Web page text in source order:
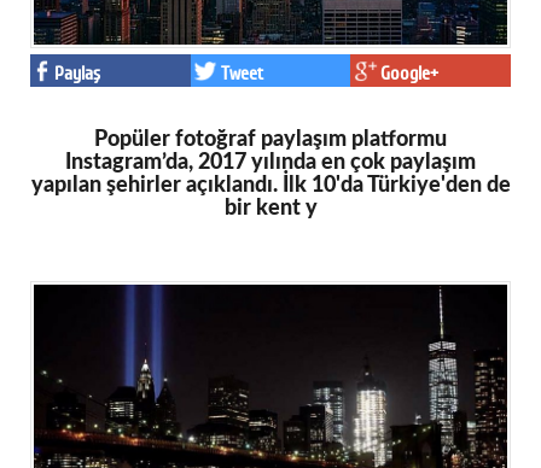
Paylaş Tweet Google+
Popüler fotoğraf paylaşım platformu
Instagram’da, 2017 yılında en çok paylaşım
yapılan şehirler açıklandı. İlk 10'da Türkiye'den de
bir kent y